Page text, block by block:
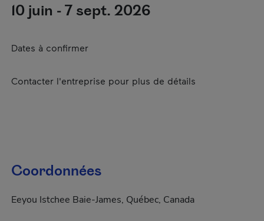
10 juin - 7 sept. 2026
Dates à confirmer
Contacter l'entreprise pour plus de détails
Coordonnées
Eeyou Istchee Baie-James, Québec, Canada